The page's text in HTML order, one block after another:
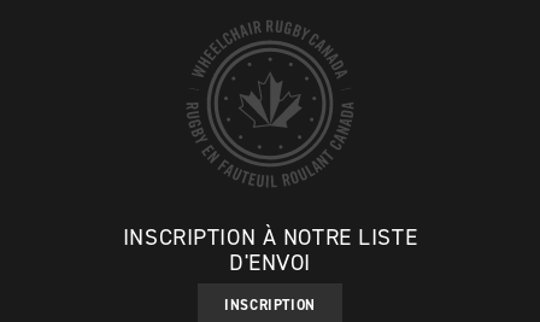
INSCRIPTION À NOTRE LISTE
D'ENVOI
INSCRIPTION